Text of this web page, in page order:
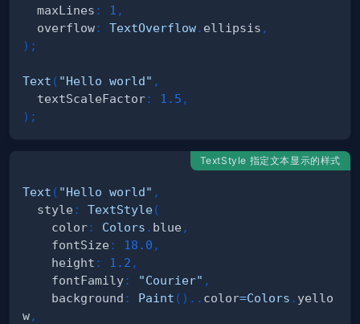
  maxLines
: 1 ,
  overflow
: TextOverflow. ellipsis ,
) ;
Text ( "Hello world" ,
  textScaleFactor
: 1.5 ,
) ;
TextStyle 指定文本显示的样式
Text ( "Hello world" ,
  style
: TextStyle(
    color
: Colors . blue ,
    fontSize
: 18.0 ,
    height
: 1.2 ,
    fontFamily
: "Courier" ,
    background
: Paint ( ) . . color=Colors . yello
w,